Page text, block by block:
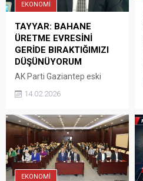
EKONOMİ
TAYYAR: BAHANE
ÜRETME EVRESİNİ
GERİDE BIRAKTIĞIMIZI
DÜŞÜNÜYORUM
AK Parti Gaziantep eski
Milletvekili ve MKYK eski
Üyesi Şamil Tayyar, 2026 yılı
olarak hedeflenen enflasyon
oranı, revize edilerek yüzde
15-21 aralığına yükseltildi.
Son 3 yılda her şubat ayında
revize edilen enflasyon
14.02.2026
EKONOMİ